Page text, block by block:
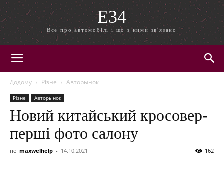
E34
Все про автомобілі і що з ними зв'язано
Додому Різне Авторынок
Різне Авторынок
Новий китайський кросовер-
перші фото салону
по maxwelhelp - 14.10.2021 162